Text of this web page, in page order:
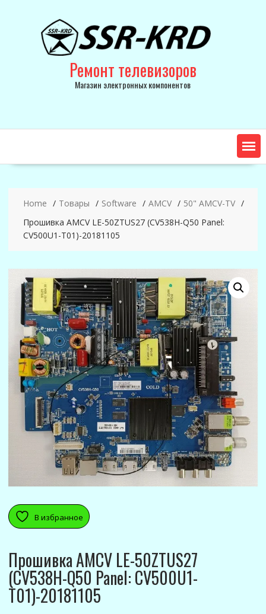
Ремонт телевизоров
Магазин электронных компонентов
Home Товары Software AMCV
50" AMCV-TV
Прошивка AMCV LE-50ZTUS27 (CV538H-Q50 Panel:
CV500U1-T01)-20181105
В избранное
Прошивка AMCV LE-50ZTUS27
(CV538H-Q50 Panel: CV500U1-
T01)-20181105